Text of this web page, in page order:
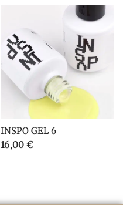
INSPO GEL 6
16,00 €